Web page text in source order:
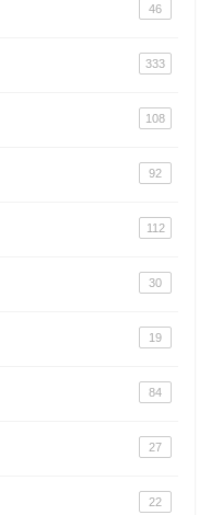
46
333
108
92
112
30
19
84
27
22